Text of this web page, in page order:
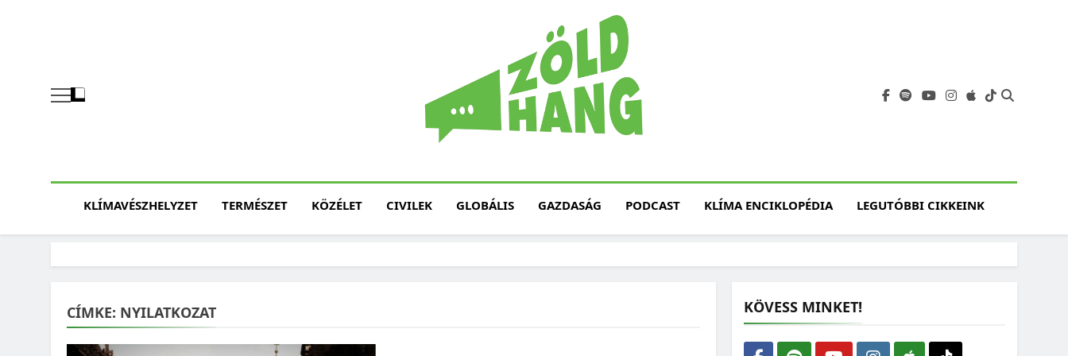
Fenntarthatóság, Jövő
KLÍMAVÉSZHELYZET TERMÉSZET KÖZÉLET CIVILEK GLOBÁLIS GAZDASÁG PODCAST KLÍMA ENCIKLOPÉDIA LEGUTÓBBI CIKKEINK
CÍMKE: NYILATKOZAT KÖVESS MINKET!